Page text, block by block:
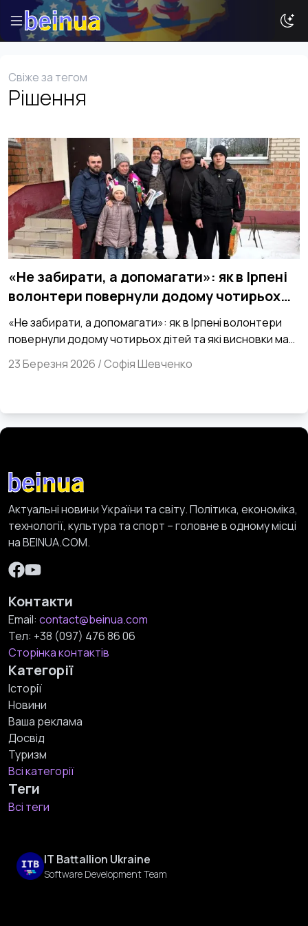
Ваша реклама
Досвід
Туризм
Свіже за тегом
Рішення
«Не забирати, а допомагати»: як в Ірпені
волонтери повернули додому чотирьох
дітей та які висновки має зробити
система з цієї історії
«Не забирати, а допомагати»: як в Ірпені волонтери
повернули додому чотирьох дітей та які висновки має
23 Березня 2026 / Софія Шевченко
Актуальні новини України та світу. Політика, економіка,
технології, культура та спорт – головне в одному місці
на BEINUA.COM.
Контакти
Email: contact@beinua.com
Тел: +38 (097) 476 86 06
Сторінка контактів
Категорії
Історії
Новини
Ваша реклама
Досвід
Туризм
Всі категорії
Теги
Всі теги
IT Battallion Ukraine
Software Development Team